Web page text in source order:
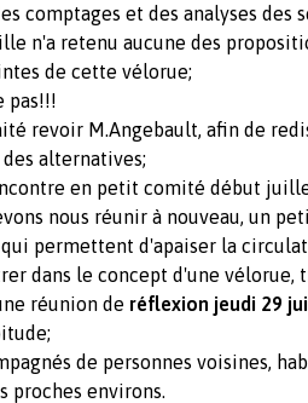
comptages et des analyses des
n'a retenu aucune des
de cette vélorue;
pas!!!
revoir M.Angebault, afin de
alternatives;
en petit comité début
nous réunir à nouveau, un
permettent d'apaiser la
dans le concept d'une vélorue,
réunion de réflexion jeudi 29
de personnes voisines,
proches environs.